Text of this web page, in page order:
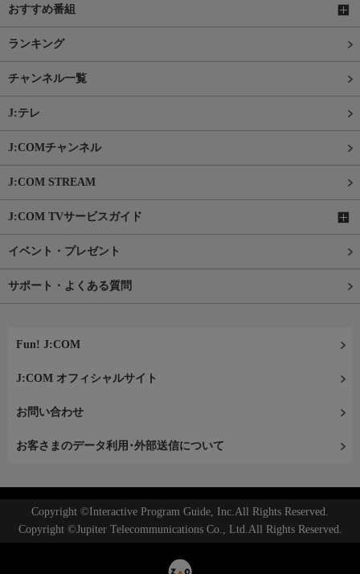
おすすめ番組
ランキング
チャンネル一覧
J:テレ
J:COMチャンネル
J:COM STREAM
J:COM TVサービスガイド
イベント・プレゼント
サポート・よくある質問
Fun! J:COM
J:COM オフィシャルサイト
お問い合わせ
お客さまのデータ利用･外部送信について
Copyright ©Interactive Program Guide, Inc.All Rights Reserved.
Copyright ©Jupiter Telecommunications Co., Ltd.All Rights Reserved.